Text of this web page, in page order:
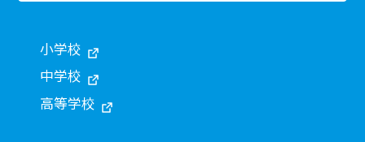
小学校
中学校
高等学校